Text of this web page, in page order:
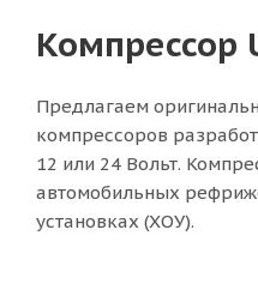
Компрессор
Предлагаем
компрессоров
12 или 24 Вольт.
автомобильных
установках (ХОУ).